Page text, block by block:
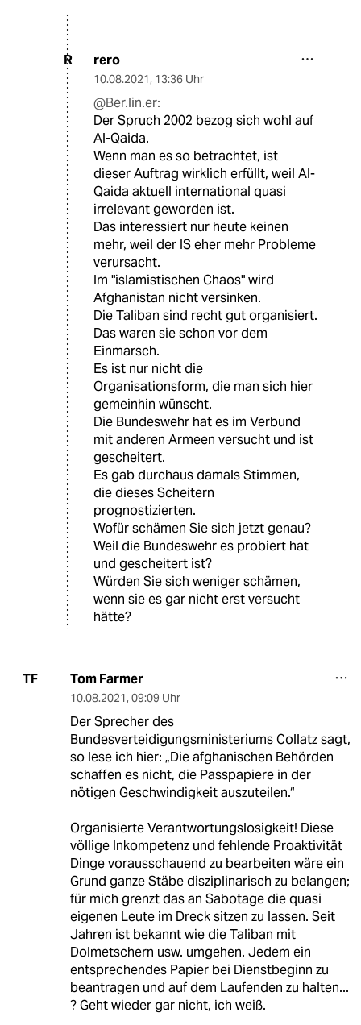
R rero
10.08.2021, 13:36 Uhr
@Ber.lin.er:
Der Spruch 2002 bezog sich wohl auf
Al-Qaida.
Wenn man es so betrachtet, ist
dieser Auftrag wirklich erfüllt, weil Al-
Qaida aktuell international quasi
irrelevant geworden ist.
Das interessiert nur heute keinen
mehr, weil der IS eher mehr Probleme
verursacht.
Im "islamistischen Chaos" wird
Afghanistan nicht versinken.
Die Taliban sind recht gut organisiert.
Das waren sie schon vor dem
Einmarsch.
Es ist nur nicht die
Organisationsform, die man sich hier
gemeinhin wünscht.
Die Bundeswehr hat es im Verbund
mit anderen Armeen versucht und ist
gescheitert.
Es gab durchaus damals Stimmen,
die dieses Scheitern
prognostizierten.
Wofür schämen Sie sich jetzt genau?
Weil die Bundeswehr es probiert hat
und gescheitert ist?
Würden Sie sich weniger schämen,
wenn sie es gar nicht erst versucht
hätte?
TF Tom Farmer
10.08.2021, 09:09 Uhr
Der Sprecher des
Bundesverteidigungsministeriums Collatz sagt,
so lese ich hier: „Die afghanischen Behörden
schaffen es nicht, die Passpapiere in der
nötigen Geschwindigkeit auszuteilen.“
Organisierte Verantwortungslosigkeit! Diese
völlige Inkompetenz und fehlende Proaktivität
Dinge vorausschauend zu bearbeiten wäre ein
Grund ganze Stäbe disziplinarisch zu belangen;
für mich grenzt das an Sabotage die quasi
eigenen Leute im Dreck sitzen zu lassen. Seit
Jahren ist bekannt wie die Taliban mit
Dolmetschern usw. umgehen. Jedem ein
entsprechendes Papier bei Dienstbeginn zu
beantragen und auf dem Laufenden zu halten...
? Geht wieder gar nicht, ich weiß.